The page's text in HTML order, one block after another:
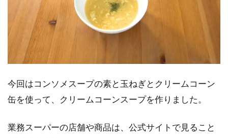
今回はコンソメスープの素と玉ねぎとクリームコーン
缶を使って、クリームコーンスープを作りました。
業務スーパーの店舗や商品は、公式サイトで見ること